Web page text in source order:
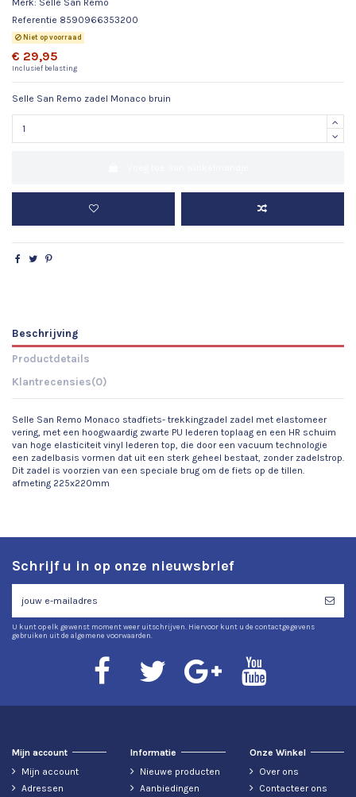
Merk: Selle San Remo
Referentie 8590966353200
Niet op voorraad
€ 29,95
Inclusief belasting
Selle San Remo zadel Monaco bruin
Beschrijving
Productdetails
Klantrecensies(0)
Selle San Remo Monaco stadfiets- trekkingzadel zadel met elastomeer
vering, met een hoogwaardig zwarte PU lederen toplaag en een HR schuim
van hoge elasticiteit vinyl lederen top, die door een vacuum technologie
een zadelbasis vormen dat uit een sterk geheel bestaat, zonder zadelstrop.
Dit zadel is voorzien van een speciale brug om de fiets op de tillen.
afmeting 225x220mm
Schrijf u in op onze nieuwsbrief
U kunt op elk gewenst moment weer uitschrijven. Hiervoor kunt u de contactgegevens
gebruiken uit de algemene voorwaarden.
Mijn account
Mijn account
Adressen
Informatie
Nieuwe producten
Aanbiedingen
Onze Winkel
Over ons
Contacteer ons